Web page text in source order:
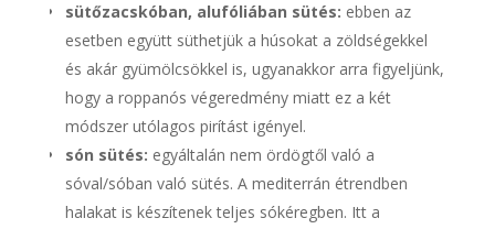
sütőzacskóban, alufóliában sütés: ebben az
esetben együtt süthetjük a húsokat a zöldségekkel
és akár gyümölcsökkel is, ugyanakkor arra figyeljünk,
hogy a roppanós végeredmény miatt ez a két
módszer utólagos pirítást igényel.
són sütés: egyáltalán nem ördögtől való a
sóval/sóban való sütés. A mediterrán étrendben
halakat is készítenek teljes sókéregben. Itt a